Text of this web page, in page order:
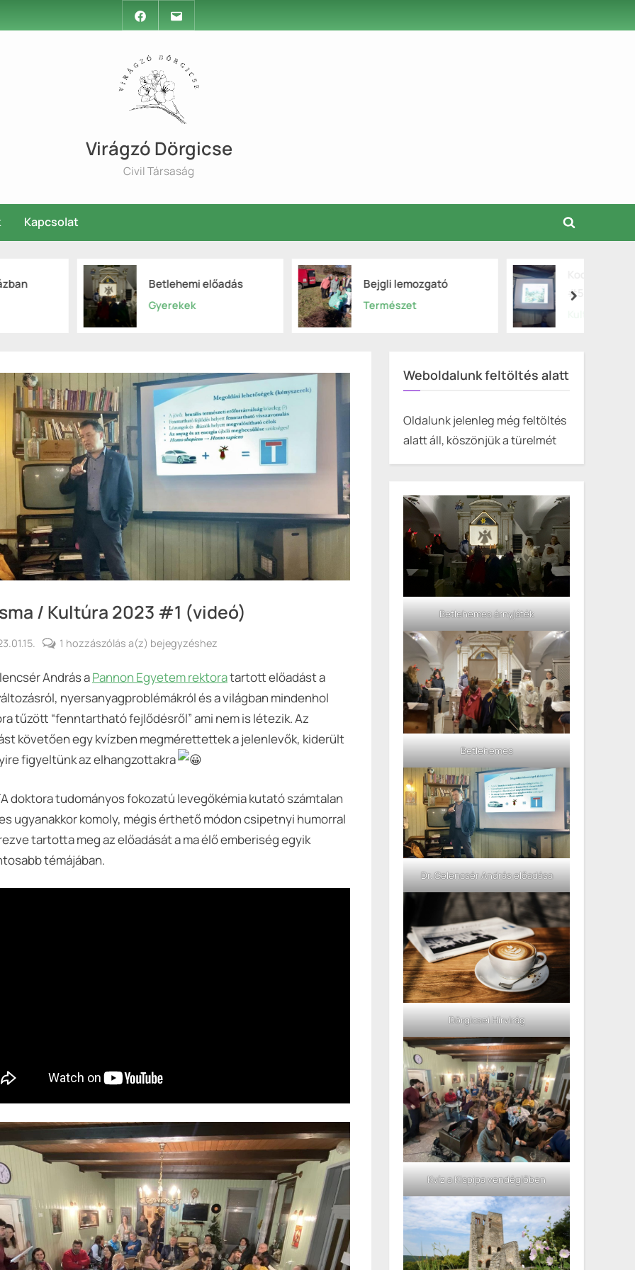
Facebook
Email
Virágzó Dörgicse
Civil Társaság
Kapcsolat
Toggle
Betlehemi előadás Bejgli lemozgató
Természet
Kocsma / Kultúra 2023
next
/ Kultúra 2023 #1 (videó)
György
1 hozzászólás a(z) Kocsma
Kultúra
2023
#1
(videó)
bejegyzéshez
András aPannon Egyetem rektoratartott előadást a
nyersanyagproblémákról és a világban mindenhol
tűzött “fenntartható fejlődésről” ami nem is létezik. Az
követően egy kvízben megmérettettek a jelenlevők, kiderült
figyeltünk az elhangzottakra
doktora tudományos fokozatú levegőkémia kutató számtalan
ugyanakkor komoly, mégis érthető módon csipetnyi humorral
tartotta meg az előadását a ma élő emberiség egyik
témájában.
Weboldalunk feltöltés alatt
Oldalunk jelenleg még feltöltés
alatt áll, köszönjük a türelmét
Betlehemes árnyjáték
Betlehemes
Dr. Gelencsér András előadása
Dörgicsei Hírvirág
Kvíz a Kispipa vendéglőben